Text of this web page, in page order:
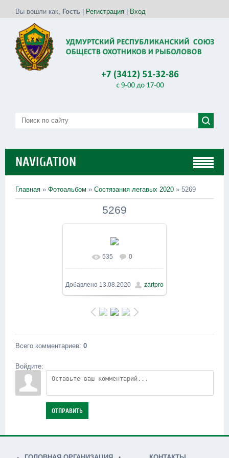
Вы вошли как, Гость Регистрация Вход
NAVIGATION
Главная » Фотоальбом » Состязания легавых 2020 » 5269
5269
В реальном размере
1600x1200 / 507.5Kb
535 0
Добавлено 13.08.2020 zartpro
Всего комментариев: 0
Войдите:
ОТПРАВИТЬ